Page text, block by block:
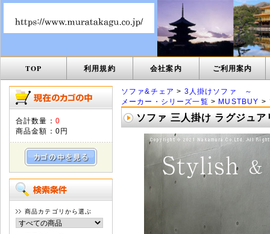
TOP 利用規約 会社案内 ご利用案内
合計数量： 0
商品金額： 0円
商品カテゴリから選ぶ
ソファ&チェア > 3人掛けソファ ～
メーカー・シリーズ一覧 > MUSTBUY >
ソファ 三人掛け ラグジュ